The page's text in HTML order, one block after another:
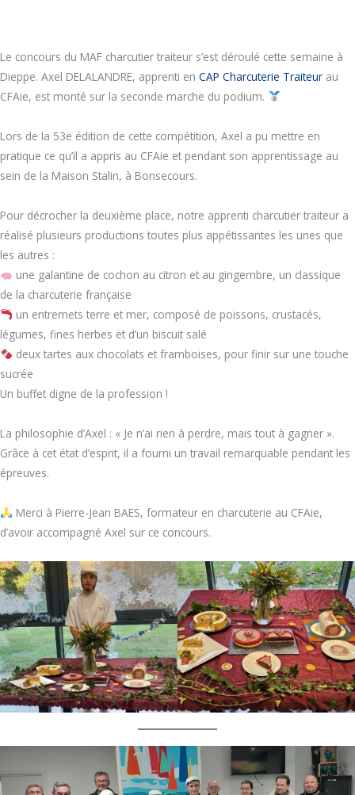
Le concours du MAF charcutier traiteur s’est déroulé cette semaine à
Dieppe. Axel DELALANDRE, apprenti en CAP Charcuterie Traiteur au
CFAie, est monté sur la seconde marche du podium.
Lors de la 53e édition de cette compétition, Axel a pu mettre en
pratique ce qu’il a appris au CFAie et pendant son apprentissage au
sein de la Maison Stalin, à Bonsecours.
Pour décrocher la deuxième place, notre apprenti charcutier traiteur a
réalisé plusieurs productions toutes plus appétissantes les unes que
les autres :
une galantine de cochon au citron et au gingembre, un classique
de la charcuterie française
un entremets terre et mer, composé de poissons, crustacés,
légumes, fines herbes et d’un biscuit salé
deux tartes aux chocolats et framboises, pour finir sur une touche
sucrée
Un buffet digne de la profession !
La philosophie d’Axel : « Je n’ai rien à perdre, mais tout à gagner ».
Grâce à cet état d’esprit, il a fourni un travail remarquable pendant les
épreuves.
Merci à Pierre-Jean BAES, formateur en charcuterie au CFAie,
d’avoir accompagné Axel sur ce concours.